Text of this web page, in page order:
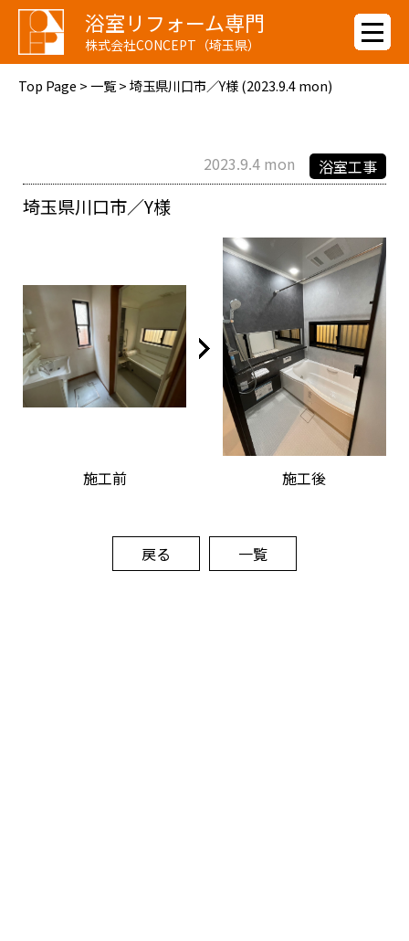
浴室リフォーム専門
株式会社CONCEPT（埼玉県）
Top Page >一覧> 埼玉県川口市／Y様 (2023.9.4 mon)
2023.9.4 mon 浴室工事
埼玉県川口市／Y様
施工前 施工後
戻る 一覧